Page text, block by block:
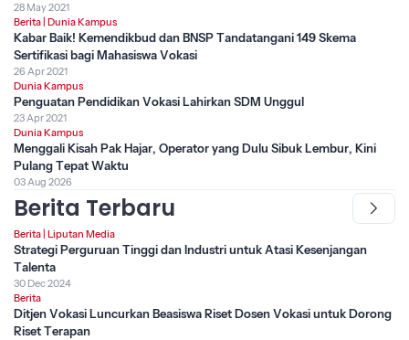
28 May 2021
Berita Dunia Kampus
Kabar Baik! Kemendikbud dan BNSP Tandatangani 149 Skema
Sertifikasi bagi Mahasiswa Vokasi
26 Apr 2021
Dunia Kampus
Penguatan Pendidikan Vokasi Lahirkan SDM Unggul
23 Apr 2021
Dunia Kampus
Menggali Kisah Pak Hajar, Operator yang Dulu Sibuk Lembur, Kini
Pulang Tepat Waktu
03 Aug 2026
Berita Terbaru
Berita Liputan Media
Strategi Perguruan Tinggi dan Industri untuk Atasi Kesenjangan
Talenta
30 Dec 2024
Berita
Ditjen Vokasi Luncurkan Beasiswa Riset Dosen Vokasi untuk Dorong
Riset Terapan